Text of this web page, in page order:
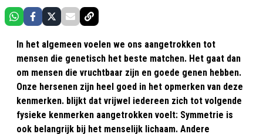
In het algemeen voelen we ons aangetrokken tot
mensen die genetisch het beste matchen. Het gaat dan
om mensen die vruchtbaar zijn en goede genen hebben.
Onze hersenen zijn heel goed in het opmerken van deze
kenmerken. blijkt dat vrijwel iedereen zich tot volgende
fysieke kenmerken aangetrokken voelt: Symmetrie is
ook belangrijk bij het menselijk lichaam. Andere